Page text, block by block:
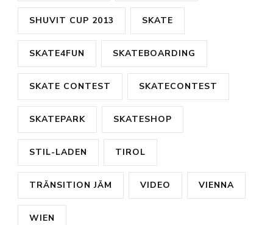
SHUVIT CUP 2013 SKATE
SKATE4FUN SKATEBOARDING
SKATE CONTEST SKATECONTEST
SKATEPARK SKATESHOP
STIL-LADEN TIROL
TRÄNSITION JÄM VIDEO VIENNA
WIEN